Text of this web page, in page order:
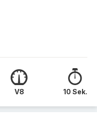
V8 10 Sek.